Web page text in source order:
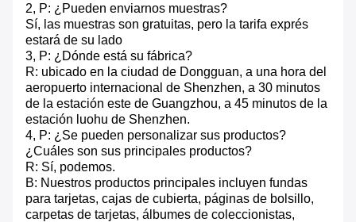
2, P: ¿Pueden enviarnos muestras?
Sí, las muestras son gratuitas, pero la tarifa exprés
estará de su lado
3, P: ¿Dónde está su fábrica?
R: ubicado en la ciudad de Dongguan, a una hora del
aeropuerto internacional de Shenzhen, a 30 minutos
de la estación este de Guangzhou, a 45 minutos de la
estación luohu de Shenzhen.
4, P: ¿Se pueden personalizar sus productos?
¿Cuáles son sus principales productos?
R: Sí, podemos.
B: Nuestros productos principales incluyen fundas
para tarjetas, cajas de cubierta, páginas de bolsillo,
carpetas de tarjetas, álbumes de coleccionistas,